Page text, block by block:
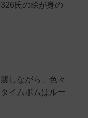
氏の絵が身の
しながら、色々
イムボムはルー